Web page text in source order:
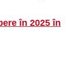
în 2025 în